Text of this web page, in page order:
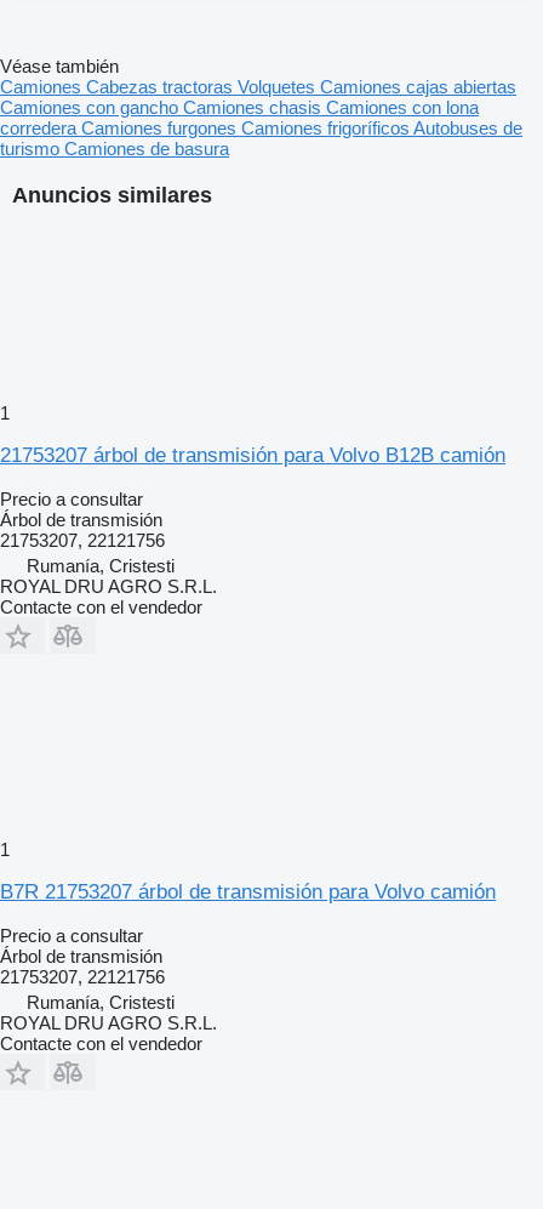
Anuncios similares
1
21753207 árbol de transmisión para Volvo B12B camión
Precio a consultar
Árbol de transmisión
21753207, 22121756
Rumanía, Cristesti
ROYAL DRU AGRO S.R.L.
Contacte con el vendedor
1
B7R 21753207 árbol de transmisión para Volvo camión
Precio a consultar
Árbol de transmisión
21753207, 22121756
Rumanía, Cristesti
ROYAL DRU AGRO S.R.L.
Contacte con el vendedor
Véase también
Camiones Cabezas tractoras Volquetes Camiones cajas abiertas
Camiones con gancho Camiones chasis Camiones con lona
corredera Camiones furgones Camiones frigoríficos Autobuses de
turismo Camiones de basura